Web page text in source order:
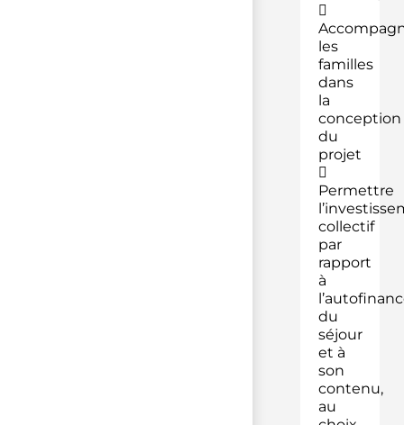

les
familles
dans
la
conception
du
projet

Permettre
collectif
par
rapport
à
du
séjour
et à
son
contenu,
au